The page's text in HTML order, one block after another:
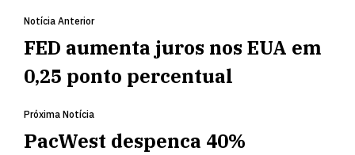
Notícia Anterior
FED aumenta juros nos EUA em
0,25 ponto percentual
Próxima Notícia
PacWest despenca 40%